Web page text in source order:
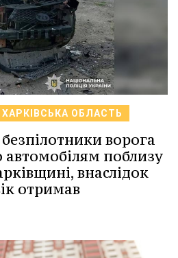
ХАРКІВСЬКА ОБЛАСТЬ
ворога
автомобілям поблизу
внаслідок
отримав